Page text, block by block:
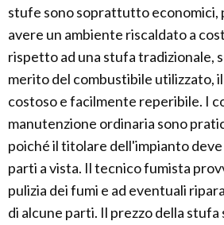
stufe sono soprattutto economici,
avere un ambiente riscaldato a
rispetto ad una stufa tradizionale,
merito del combustibile utilizzato,
costoso e facilmente reperibile. I
manutenzione ordinaria sono
poiché il titolare dell'impianto
parti a vista. Il tecnico fumista
pulizia dei fumi e ad eventuali
di alcune parti. Il prezzo della stufa